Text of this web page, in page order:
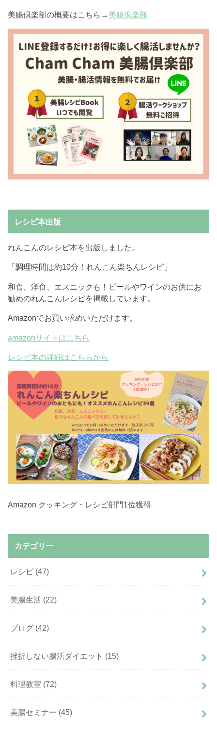
美腸倶楽部の概要はこちら→ 美腸倶楽部
レシピ本出版
れんこんのレシピ本を出版しました。
「調理時間は約10分！れんこん楽ちんレシピ」
和食、洋食、エスニックも！ビールやワインのお供にお
勧めのれんこんレシピを掲載しています。
Amazonでお買い求めいただけます。
amazonサイトはこちら
レシピ本の詳細はこちらから
Amazon クッキング・レシピ部門1位獲得
カテゴリー
レシピ (47)
美腸生活 (22)
ブログ (42)
挫折しない腸活ダイエット (15)
料理教室 (72)
美腸セミナー (45)